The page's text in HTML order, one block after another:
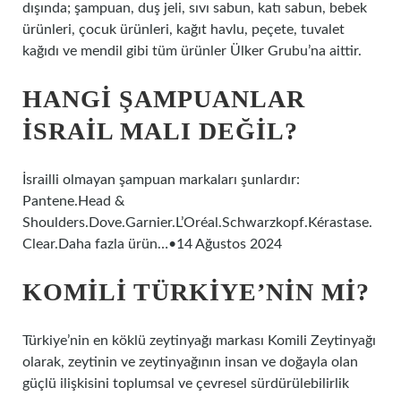
dışında; şampuan, duş jeli, sıvı sabun, katı sabun, bebek
ürünleri, çocuk ürünleri, kağıt havlu, peçete, tuvalet
kağıdı ve mendil gibi tüm ürünler Ülker Grubu’na aittir.
HANGI ŞAMPUANLAR
İSRAIL MALI DEĞIL?
İsrailli olmayan şampuan markaları şunlardır:
Pantene.Head &
Shoulders.Dove.Garnier.L’Oréal.Schwarzkopf.Kérastase.
Clear.Daha fazla ürün…•14 Ağustos 2024
KOMILI TÜRKIYE’NIN MI?
Türkiye’nin en köklü zeytinyağı markası Komili Zeytinyağı
olarak, zeytinin ve zeytinyağının insan ve doğayla olan
güçlü ilişkisini toplumsal ve çevresel sürdürülebilirlik